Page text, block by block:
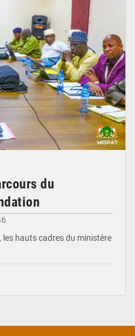
du
hauts cadres du ministère